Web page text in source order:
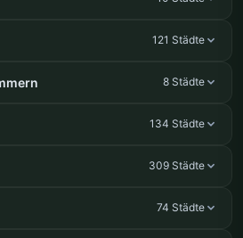
121 Städte
8 Städte
134 Städte
309 Städte
74 Städte